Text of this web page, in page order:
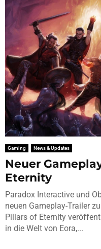
Gaming News & Updates
Neuer
Eternity
Paradox Interactive und
neuen Gameplay-Trailer
Pillars of Eternity
in die Welt von Eora,...